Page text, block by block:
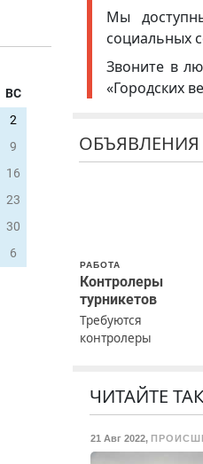
Мы
социальных
Звоните в
«Городских
ОБЪЯВЛЕНИЯ
РАБОТА
Контролеры
турникетов
Требуются
контролеры
Подмосковье
(мужчины,
ТК РФ. График
ЧИТАЙТЕ
21 Авг 2022,
ВС
2
9
16
23
30
6